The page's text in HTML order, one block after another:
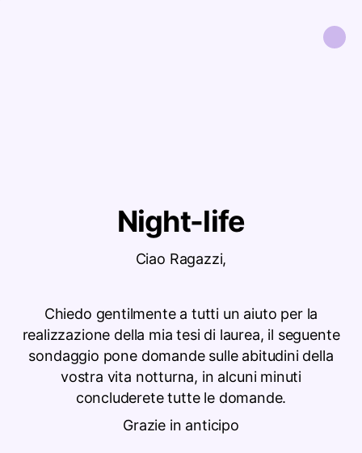
Night-life
Ciao Ragazzi,
Chiedo gentilmente a tutti un aiuto per la
realizzazione della mia tesi di laurea, il seguente
sondaggio pone domande sulle abitudini della
vostra vita notturna, in alcuni minuti
concluderete tutte le domande.
Grazie in anticipo